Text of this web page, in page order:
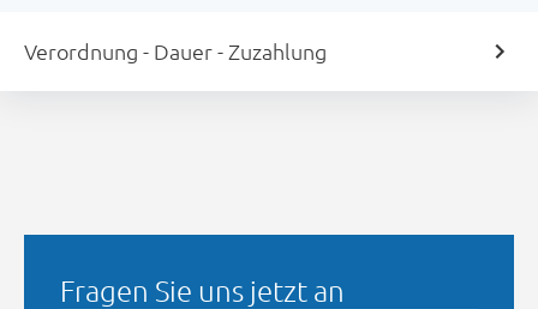
Verordnung - Dauer - Zuzahlung
Fragen Sie uns jetzt an